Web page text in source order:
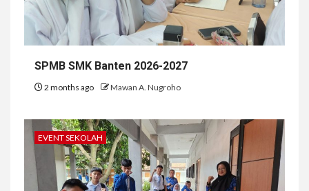
SPMB SMK Banten 2026-2027
2 months ago Mawan A. Nugroho
EVENT SEKOLAH